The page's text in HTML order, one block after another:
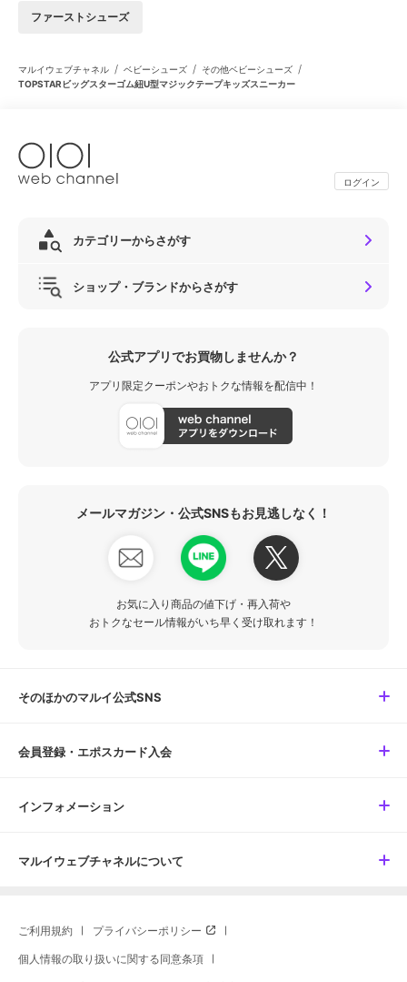
ファーストシューズ
マルイウェブチャネル / ベビーシューズ / その他ベビーシューズ /
TOPSTARビッグスターゴム紐U型マジックテープキッズスニーカー
ログイン
カテゴリーからさがす
ショップ・ブランドからさがす
公式アプリでお買物しませんか？
アプリ限定クーポンやおトクな情報を配信中！
メールマガジン・公式SNSもお見逃しなく！
お気に入り商品の値下げ・再入荷や
おトクなセール情報がいち早く受け取れます！
そのほかのマルイ公式SNS
会員登録・エポスカード入会
インフォメーション
マルイウェブチャネルについて
ご利用規約 プライバシーポリシー
個人情報の取り扱いに関する同意条項